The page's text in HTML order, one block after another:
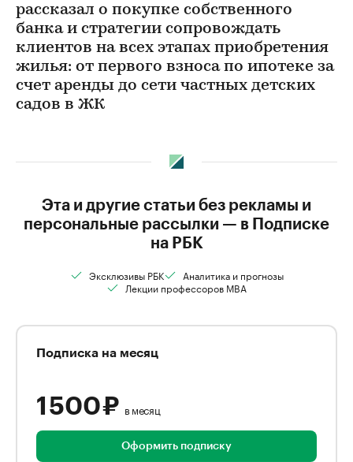
рассказал о покупке собственного
банка и стратегии сопровождать
клиентов на всех этапах приобретения
жилья: от первого взноса по ипотеке за
счет аренды до сети частных детских
садов в ЖК
Эта и другие статьи без рекламы и
персональные рассылки — в Подписке
на РБК
Эксклюзивы РБК
Аналитика и прогнозы
Лекции профессоров MBA
Подписка на месяц
1 500 ₽ в месяц
Оформить подписку